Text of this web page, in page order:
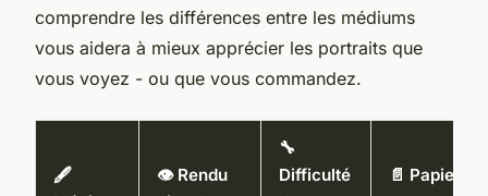
comprendre les différences entre les médiums
vous aidera à mieux apprécier les portraits que
vous voyez - ou que vous commandez.
🖋️
👁️ Rendu
🔧
Difficulté
📄 Papier